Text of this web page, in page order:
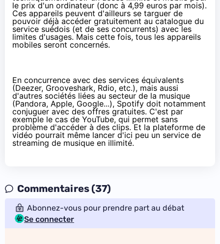
le prix d'un ordinateur (donc à 4,99 euros par mois).
Ces appareils peuvent d'ailleurs se targuer de
pouvoir déjà accéder gratuitement au catalogue du
service suédois (et de ses concurrents) avec les
limites d'usages. Mais cette fois, tous les appareils
mobiles seront concernés.
En concurrence avec des services équivalents
(Deezer, Grooveshark, Rdio, etc.), mais aussi
d'autres sociétés liées au secteur de la musique
(Pandora, Apple, Google...), Spotify doit notamment
conjuguer avec des offres gratuites. C'est par
exemple le cas de YouTube, qui permet sans
problème d'accéder à des clips. Et la plateforme de
vidéo pourrait même lancer d'ici peu un service de
streaming de musique en illimité.
Commentaires (37)
Abonnez-vous pour prendre part au débat
Se connecter